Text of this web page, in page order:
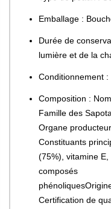
Emballage :
Durée de
lumière et de la
Conditionnement :
Composition :
Famille des
Organe
Constituants
(75%), vitamine
composés
Certification de